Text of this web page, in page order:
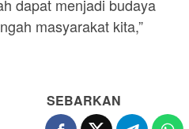
dapat menjadi budaya
masyarakat kita,”
SEBARKAN